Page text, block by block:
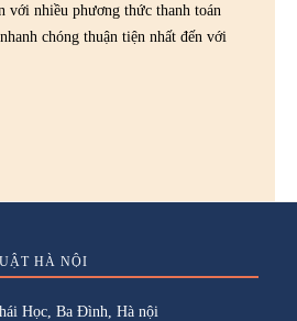
với nhiều phương thức thanh toán
chóng thuận tiện nhất đến với
HÀ NỘI
Học, Ba Đình, Hà nội